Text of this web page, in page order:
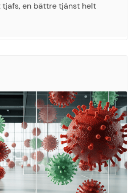
tjafs, en bättre tjänst helt